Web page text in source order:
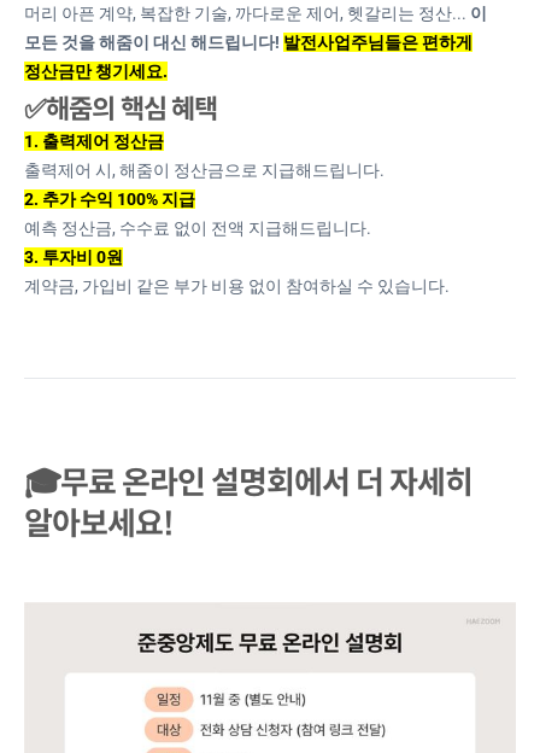
머리 아픈 계약, 복잡한 기술, 까다로운 제어, 헷갈리는 정산... 이
모든 것을 해줌이 대신 해드립니다! 발전사업주님들은 편하게
정산금만 챙기세요.
✅해줌의 핵심 혜택
1. 출력제어 정산금
출력제어 시, 해줌이 정산금으로 지급해드립니다.
2. 추가 수익 100% 지급
예측 정산금, 수수료 없이 전액 지급해드립니다.
3. 투자비 0원
계약금, 가입비 같은 부가 비용 없이 참여하실 수 있습니다.
🎓무료 온라인 설명회에서 더 자세히
알아보세요!